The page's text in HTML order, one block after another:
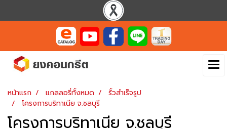
หน้าแรก แกลลอรี่ทั้งหมด
รั้วสำเร็จรูป
โครงการบริทาเนีย จ.ชลบุรี
โครงการบริทาเนีย จ.ชลบุรี